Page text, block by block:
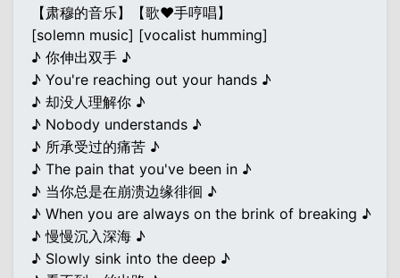
【肃穆的音乐】【歌♥手哼唱】
[solemn music] [vocalist humming]
♪ 你伸出双手 ♪
♪ You're reaching out your hands ♪
♪ 却没人理解你 ♪
♪ Nobody understands ♪
♪ 所承受过的痛苦 ♪
♪ The pain that you've been in ♪
♪ 当你总是在崩溃边缘徘徊 ♪
♪ When you are always on the brink of breaking ♪
♪ 慢慢沉入深海 ♪
♪ Slowly sink into the deep ♪